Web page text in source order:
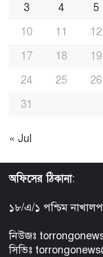
3
4 5
10
11 12
17
18 19
24
25 26
31
« Jul
অফিসের ঠিকানা:
১৮/এ/১ পশ্চিম
নিউজঃ
সিভিঃ